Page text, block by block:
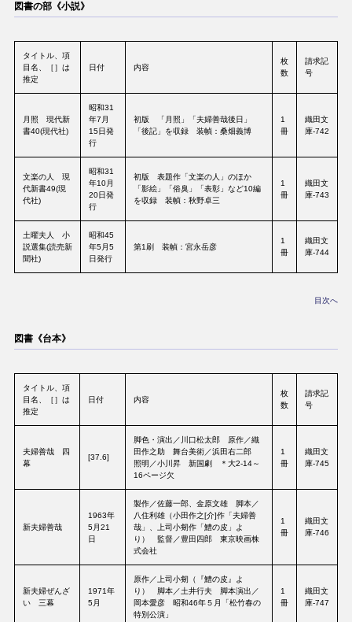
図書の部《小説》
タイトル、項
目名、［］は
推定
日付 内容
枚
数
請求記
号
月照 現代新
書40(現代社)
昭和31
年7月
15日発
行
初版 「月照」「夫婦善哉後日」
「後記」を収録 装幀：桑畑義博
1
冊
織田文
庫-742
文楽の人 現
代新書49(現
代社)
昭和31
年10月
20日発
行
初版 表題作「文楽の人」のほか
「影絵」「俗臭」「表彰」など10編
を収録 装幀：秋野卓三
1
冊
織田文
庫-743
土曜夫人 小
説選集(読売新
聞社)
昭和45
年5月5
日発行
第1刷 装幀：宮永岳彦
1
冊
織田文
庫-744
目次へ
図書《台本》
タイトル、項
目名、［］は
推定
日付 内容
枚
数
請求記
号
夫婦善哉 四
幕
[37.6]
脚色・演出／川口松太郎 原作／織
田作之助 舞台美術／浜田右二郎
照明／小川昇 新国劇 ＊大2-14～
16ページ欠
1
冊
織田文
庫-745
新夫婦善哉
1963年
5月21
日
製作／佐藤一郎、金原文雄 脚本／
八住利雄（小田作之[介]作「夫婦善
哉」、上司小剱作「鱧の皮」よ
り） 監督／豊田四郎 東京映画株
式会社
1
冊
織田文
庫-746
新夫婦ぜんざ
い 三幕
1971年
5月
原作／上司小剱（『鱧の皮』よ
り） 脚本／土井行夫 脚本演出／
岡本愛彦 昭和46年５月「松竹春の
特別公演」
1
冊
織田文
庫-747